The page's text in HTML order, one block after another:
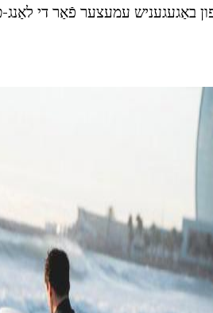
באַגעגעניש עמעצער פֿאַר די